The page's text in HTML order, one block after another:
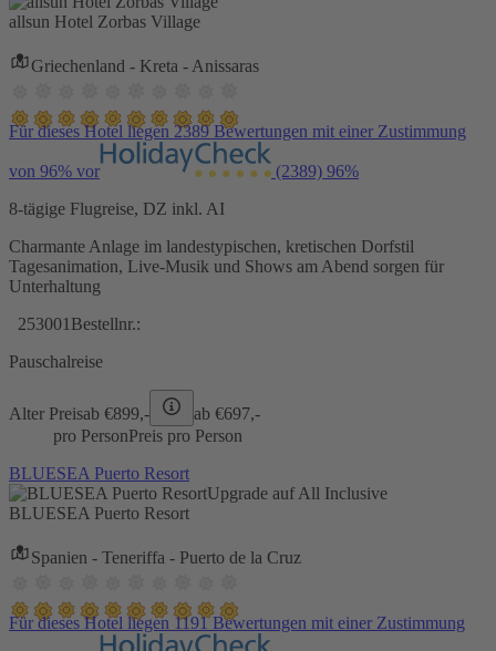
allsun Hotel Zorbas Village
Griechenland - Kreta - Anissaras
Für dieses Hotel liegen 2389 Bewertungen mit einer Zustimmung
von 96% vor (2389) 96%
8-tägige Flugreise, DZ inkl. AI
Charmante Anlage im landestypischen, kretischen Dorfstil
Tagesanimation, Live-Musik und Shows am Abend sorgen für
Unterhaltung
253001 Bestellnr.:
Pauschalreise
Alter Preisab €899,- ab €697,-
pro PersonPreis pro Person
BLUESEA Puerto Resort
Upgrade auf All Inclusive
BLUESEA Puerto Resort
Spanien - Teneriffa - Puerto de la Cruz
Für dieses Hotel liegen 1191 Bewertungen mit einer Zustimmung